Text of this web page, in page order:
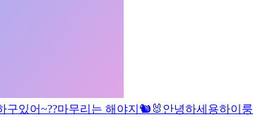
구있어~??마무리는 해야지 🐿🐰 안녕하세용하이룽